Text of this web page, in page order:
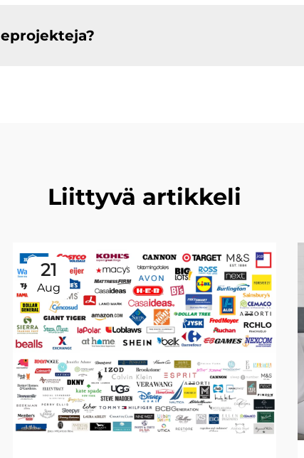
Liittyvä artikkeli
21
Aug